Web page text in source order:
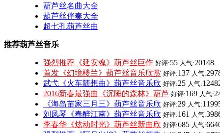
葫芦丝名曲大全
葫芦丝伴奏大全
超七孔葫芦丝曲
推荐葫芦丝音乐
强烈推荐《延安魂》葫芦丝巨作 好评:55 人气:20148
首发《幻境楼兰》葫芦丝音乐欣赏 好评:137 人气:
武弋《火车随想曲》葫芦丝音乐欣 好评:25 人气:
2016新春最强曲《沉睡的森林》葫芦 好评:169 人气:
《海岛苗家三月三》葫芦丝音乐欣 好评:29 人气:
刘凤琴《春醉江南》葫芦丝音乐欣 好评:161 人气:
李春华《炫动时光》葫芦丝新曲欣 好评:685 人气: